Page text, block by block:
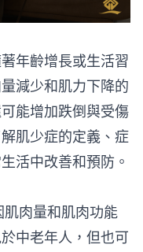
年齡增長或生活習
減少和肌力下降的
能增加跌倒與受傷
肌少症的定義、症
活中改善和預防。
肉量和肌肉功能
中老年人，但也可